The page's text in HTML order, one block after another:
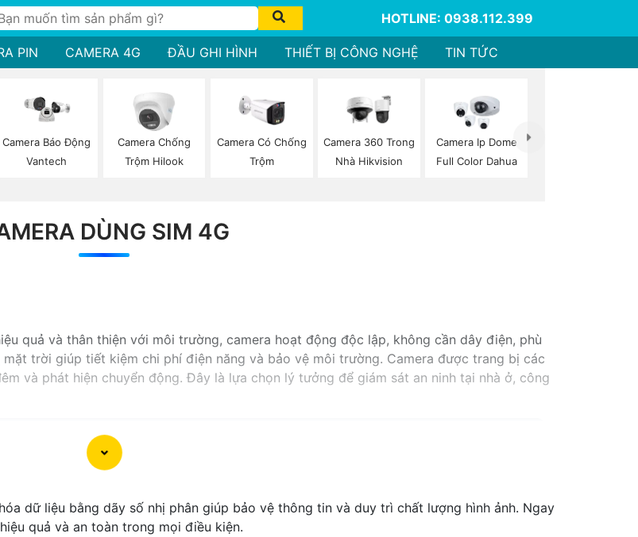
HOTLINE: 0938.112.399
PIN CAMERA 4G ĐẦU GHI HÌNH THIẾT BỊ CÔNG NGHỆ TIN TỨC
Camera Báo Động
Vantech
Camera Chống
Trộm Hilook
Camera Có Chống
Trộm
Camera 360 Trong
Nhà Hikvision
Camera Ip Dome
Full Color Dahua
DÙNG SIM 4G
quả và thân thiện với môi trường, camera hoạt động độc lập, không cần dây điện, phù
trời giúp tiết kiệm chi phí điện năng và bảo vệ môi trường. Camera được trang bị các
và phát hiện chuyển động. Đây là lựa chọn lý tưởng để giám sát an ninh tại nhà ở, công
dữ liệu bằng dãy số nhị phân giúp bảo vệ thông tin và duy trì chất lượng hình ảnh. Ngay
quả và an toàn trong mọi điều kiện.